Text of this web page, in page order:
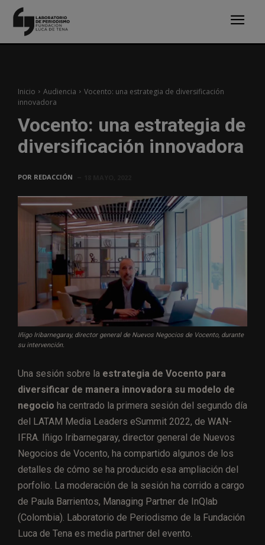
Inicio Audiencia
Vocento: una estrategia de diversificación
innovadora
Vocento: una estrategia de
diversificación innovadora
POR REDACCIÓN
Iñigo Iribarnegaray, director general de Nuevos Negocios de Vocento, durante
su intervención.
Una sesión sobre la estrategia de Vocento para
diversificar de manera innovadora su modelo de
negocio ha centrado la primera sesión del segundo día
del LATAM Media Leaders eSummit 2022, de WAN-
IFRA. Iñigo Iribarnegaray, director general de Nuevos
Negocios de Vocento, ha compartido algunos de los
detalles de cómo se ha producido esa ampliación del
porfolio. La moderación de la sesión ha corrido a cargo
de Paula Barrientos, Managing Partner de InQlab
(Colombia). Laboratorio de Periodismo de la Fundación
Luca de Tena es media partner del evento.